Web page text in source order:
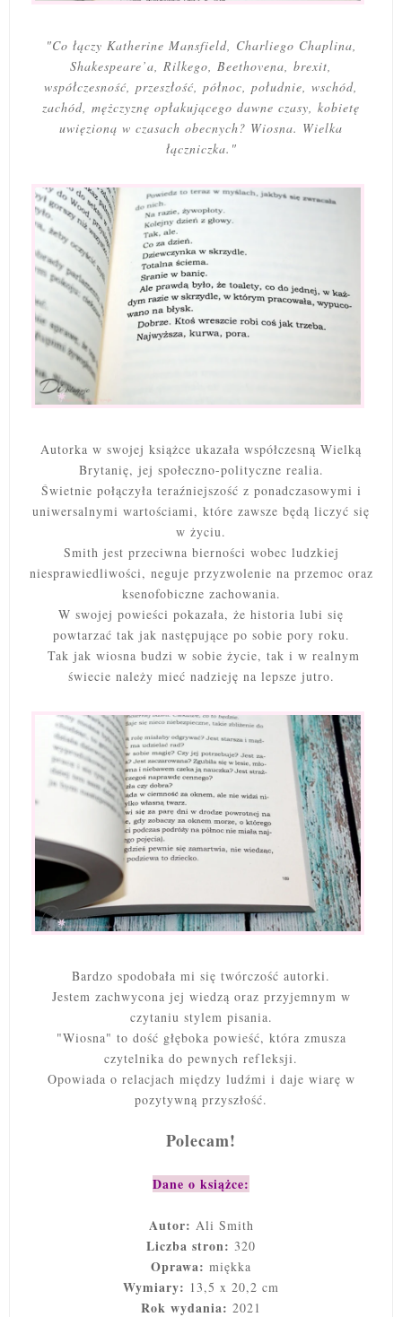
"Co łączy Katherine Mansfield, Charliego Chaplina,
Shakespeare’a, Rilkego, Beethovena, brexit,
współczesność, przeszłość, północ, południe, wschód,
zachód, mężczyznę opłakującego dawne czasy, kobietę
uwięzioną w czasach obecnych? Wiosna. Wielka
łączniczka."
Autorka w swojej książce ukazała współczesną Wielką
Brytanię, jej społeczno-polityczne realia.
Świetnie połączyła teraźniejszość z ponadczasowymi i
uniwersalnymi wartościami, które zawsze będą liczyć się
w życiu.
Smith jest przeciwna bierności wobec ludzkiej
niesprawiedliwości, neguje przyzwolenie na przemoc oraz
ksenofobiczne zachowania.
W swojej powieści pokazała, że historia lubi się
powtarzać tak jak następujące po sobie pory roku.
Tak jak wiosna budzi w sobie życie, tak i w realnym
świecie należy mieć nadzieję na lepsze jutro.
Bardzo spodobała mi się twórczość autorki.
Jestem zachwycona jej wiedzą oraz przyjemnym w
czytaniu stylem pisania.
"Wiosna" to dość głęboka powieść, która zmusza
czytelnika do pewnych refleksji.
Opowiada o relacjach między ludźmi i daje wiarę w
pozytywną przyszłość.
Polecam!
Dane o książce:
Autor: Ali Smith
Liczba stron: 320
Oprawa: miękka
Wymiary: 13,5 x 20,2 cm
Rok wydania: 2021